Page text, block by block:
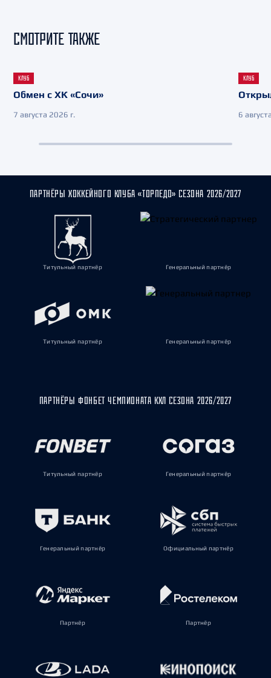
СМОТРИТЕ ТАКЖЕ
КЛУБ
Обмен с ХК «Сочи»
7 августа 2026 г.
КЛУБ
6
ПАРТНЁРЫ ХОККЕЙНОГО КЛУБА «ТОРПЕДО» СЕЗОНА 2026/2027
Титульный партнёр Генеральный партнёр
Титульный партнёр Генеральный партнёр
ПАРТНЁРЫ ФОНБЕТ ЧЕМПИОНАТА КХЛ СЕЗОНА 2026/2027
Титульный партнёр Генеральный партнёр
Генеральный партнёр Официальный партнёр
Партнёр Партнёр